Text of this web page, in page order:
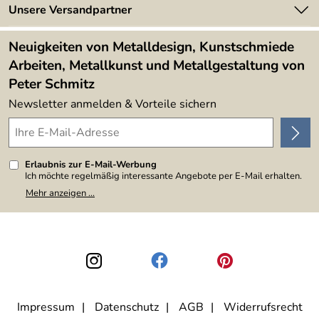
Newsletter
Lieferbedingungen
Kundenbewertungen (394)
4,9/5
Unsere Versandpartner
Neuigkeiten von Metalldesign, Kunstschmiede
Arbeiten, Metallkunst und Metallgestaltung von
Peter Schmitz
Newsletter anmelden & Vorteile sichern
Erlaubnis zur E-Mail-Werbung
Ich möchte regelmäßig interessante Angebote per E-Mail erhalten.
Meine E-Mail-Adresse wird nicht an andere Unternehmen
weitergegeben. Zu statistischen Zwecken wird in anonymer Form
den Link "Abmelden" am Ende des Newsletters anklicke. Die
Datenschutzerklärung
habe ich zur Kenntnis genommen.
Mehr anzeigen ...
Impressum Datenschutz AGB Widerrufsrecht